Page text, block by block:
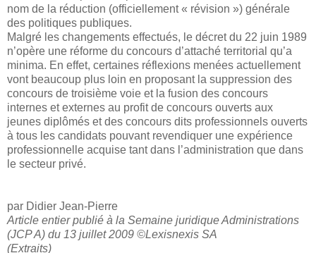
nom de la réduction (officiellement « révision ») générale
des politiques publiques.
Malgré les changements effectués, le décret du 22 juin 1989
n’opère une réforme du concours d’attaché territorial qu’a
minima. En effet, certaines réflexions menées actuellement
vont beaucoup plus loin en proposant la suppression des
concours de troisième voie et la fusion des concours
internes et externes au profit de concours ouverts aux
jeunes diplômés et des concours dits professionnels ouverts
à tous les candidats pouvant revendiquer une expérience
professionnelle acquise tant dans l’administration que dans
le secteur privé.
par Didier Jean-Pierre
Article entier publié à la Semaine juridique Administrations
(JCP A) du 13 juillet 2009 ©Lexisnexis SA
(Extraits)